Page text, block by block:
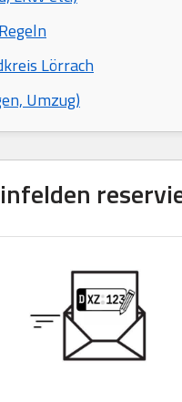
Lörrach
Umzug)